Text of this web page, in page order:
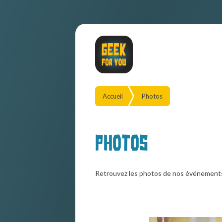
Accueil Photos
Photos
Retrouvez les photos de nos